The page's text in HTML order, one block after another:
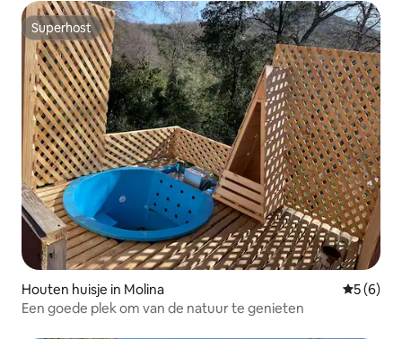
Superhost
Superhost
Houten huisje in Molina
5 (6)
Een goede plek om van de natuur te genieten